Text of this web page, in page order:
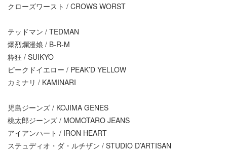
クローズワースト / CROWS WORST
テッドマン / TEDMAN
爆烈爛漫娘 / B-R-M
粋狂 / SUIKYO
ピークドイエロー / PEAK’D YELLOW
カミナリ / KAMINARI
児島ジーンズ / KOJIMA GENES
桃太郎ジーンズ / MOMOTARO JEANS
アイアンハート / IRON HEART
ステュディオ・ダ・ルチザン / STUDIO D’ARTISAN